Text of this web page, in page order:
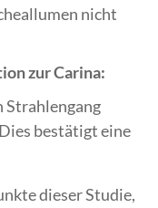
nicht
zur Carina:
Strahlengang
bestätigt eine
dieser Studie,